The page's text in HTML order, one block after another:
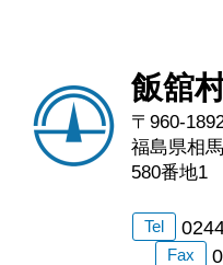
飯舘
〒960-
福島県相
580番地1
Tel
Fax